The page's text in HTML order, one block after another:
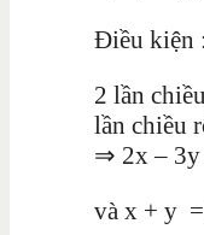
Điều kiện
2 lần
lần chiều
⇒ 2x – 3y
và x + y